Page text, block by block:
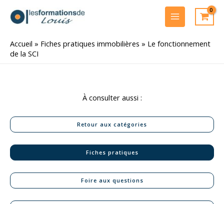
MAIN
MENU
Accueil » Fiches pratiques immobilières » Le fonctionnement
de la SCI
À consulter aussi :
Retour aux catégories
Fiches pratiques
Foire aux questions